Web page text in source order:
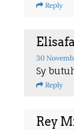
Reply
30
Sy
Reply
Rey